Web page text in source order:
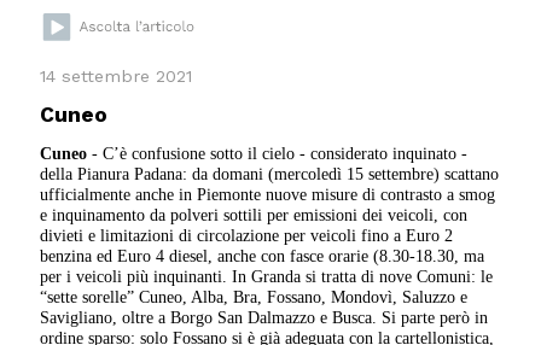
14 settembre 2021
Cuneo
Cuneo - C’è confusione sotto il cielo - considerato inquinato -
della Pianura Padana: da domani (mercoledì 15 settembre) scattano
ufficialmente anche in Piemonte nuove misure di contrasto a smog
e inquinamento da polveri sottili per emissioni dei veicoli, con
divieti e limitazioni di circolazione per veicoli fino a Euro 2
benzina ed Euro 4 diesel, anche con fasce orarie (8.30-18.30, ma
per i veicoli più inquinanti. In Granda si tratta di nove Comuni: le
“sette sorelle” Cuneo, Alba, Bra, Fossano, Mondovì, Saluzzo e
Savigliano, oltre a Borgo San Dalmazzo e Busca. Si parte però in
ordine sparso: solo Fossano si è già adeguata con la cartellonistica,